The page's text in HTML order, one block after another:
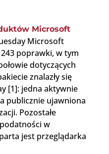
Microsoft
Microsoft
poprawki, w tym
dotyczących
znalazły się
[1]: jedna aktywnie
publicznie ujawniona
Pozostałe
w
jest przeglądarka